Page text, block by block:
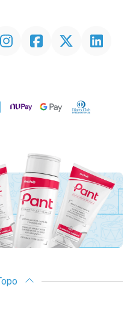
FacebookTwitter Linkedin
NuPay Google PayDiners Club